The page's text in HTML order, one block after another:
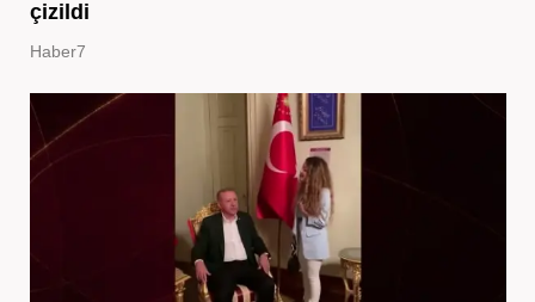
çizildi
Haber7